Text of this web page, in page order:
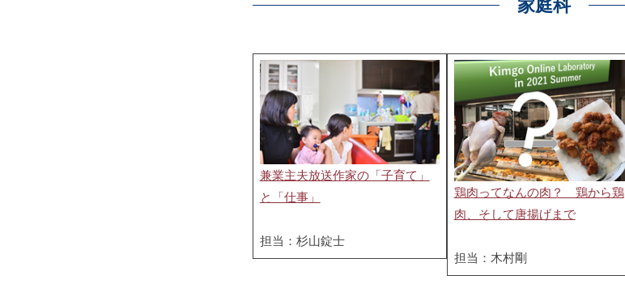
家庭科
兼業主夫放送作家の「子育て」
と「仕事」
担当：杉山錠士
鶏肉ってなんの肉？ 鶏から鶏
肉、そして唐揚げまで
担当：木村剛